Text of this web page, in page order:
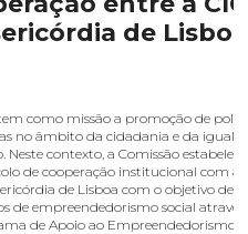
de Lisboa
como missão a promoção de
no âmbito da cidadania e da
Neste contexto, a Comissão
de cooperação institucional com a
de Lisboa com o objetivo de
de empreendedorismo social
de Apoio ao Empreendedorismo –